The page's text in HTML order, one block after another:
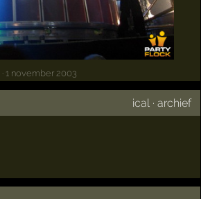
· 1 november 2003
ical ·archief